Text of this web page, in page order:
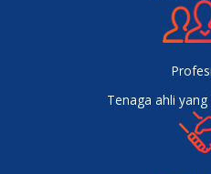
Tenaga ahli